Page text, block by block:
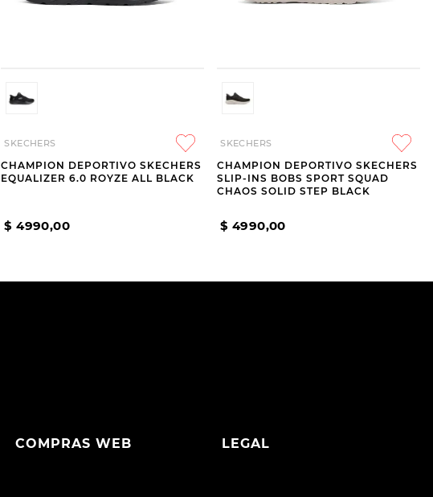
SKECHERS
CHAMPION DEPORTIVO SKECHERS
EQUALIZER 6.0 ROYZE ALL BLACK
$ 4990,00
SKECHERS
CHAMPION DEPORTIVO SKECHERS
SLIP-INS BOBS SPORT SQUAD
CHAOS SOLID STEP BLACK
$ 4990,00
COMPRAS WEB LEGAL